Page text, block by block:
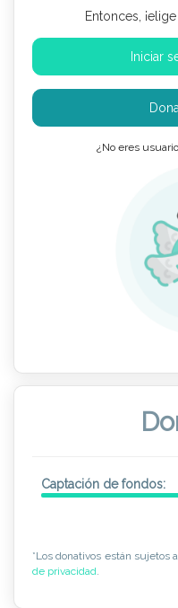
Entonces,
Iniciar
¿No eres
Captación de fondos:
*Los donativos están sujetos
de privacidad.